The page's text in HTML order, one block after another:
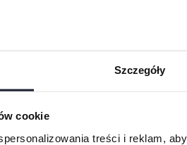
Szczegóły
cookie
treści i reklam,
Wyświetl 9 z 9 trafień